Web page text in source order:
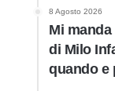
8 Agosto 2026
Mi manda
di Milo
quando e